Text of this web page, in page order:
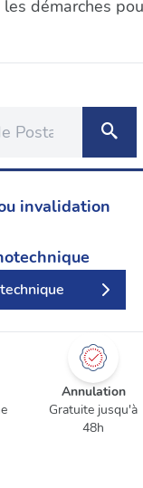
démarches
invalidation
Annulation
Gratuite jusqu'à
48h